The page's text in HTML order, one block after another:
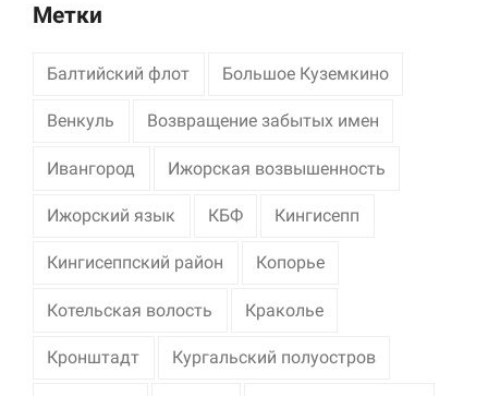
Метки
Балтийский флот Большое Куземкино
Венкуль Возвращение забытых имен
Ивангород Ижорская возвышенность
Ижорский язык КБФ Кингисепп
Кингисеппский район Копорье
Котельская волость Краколье
Кронштадт Кургальский полуостров